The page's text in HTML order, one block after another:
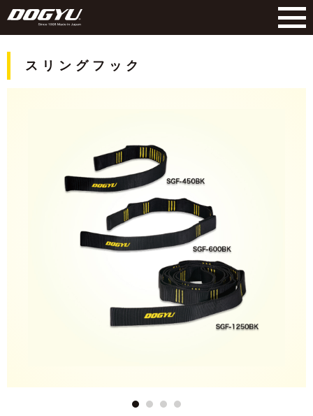
スリングフック